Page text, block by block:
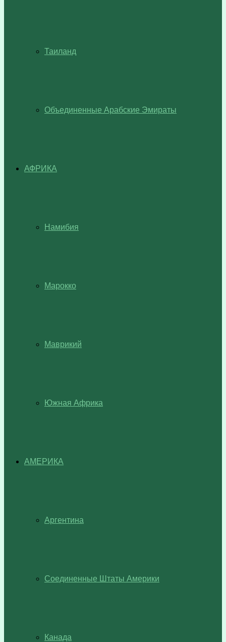
Таиланд
Объединенные Арабские Эмираты
АФРИКА
Намибия
Марокко
Маврикий
Южная Африка
АМЕРИКА
Аргентина
Соединенные Штаты Америки
Канада